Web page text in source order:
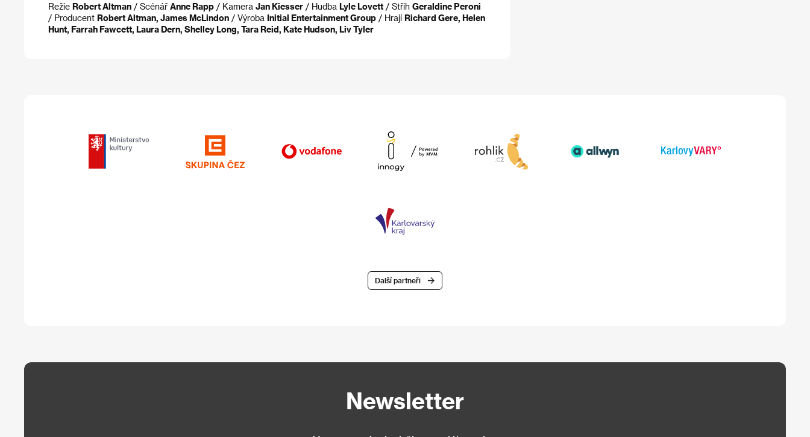
Režie Robert Altman / Scénář Anne Rapp / Kamera Jan Kiesser / Hudba Lyle Lovett / Střih Geraldine Peroni
/ Producent Robert Altman, James McLindon / Výroba Initial Entertainment Group / Hrají Richard Gere, Helen
Hunt, Farrah Fawcett, Laura Dern, Shelley Long, Tara Reid, Kate Hudson, Liv Tyler
Další partneři
Newsletter